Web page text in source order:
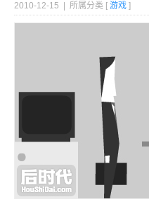
2010-12-15 | 所属分类 [ 游戏 ]